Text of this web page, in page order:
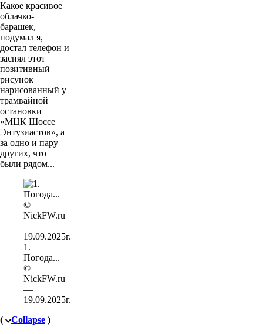
Какое красивое
облачко-
барашек,
подумал я,
достал телефон и
заснял этот
позитивный
рисунок
нарисованный у
трамвайной
остановки
«МЦК Шоссе
Энтузиастов», а
за одно и пару
других, что
были рядом...
1.
Погода...
©
NickFW.ru
—
19.09.2025г.
(
Collapse )